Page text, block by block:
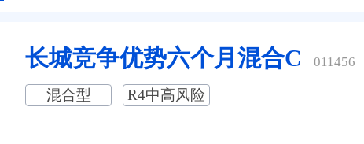
长城竞争优势六个月混合C 011456
混合型 R4中高风险